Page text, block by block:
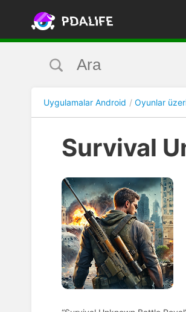
Uygulamalar Android Oyunlar
Survival